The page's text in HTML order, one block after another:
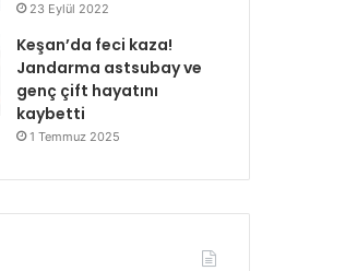
23 Eylül 2022
Keşan’da feci kaza!
Jandarma astsubay ve
genç çift hayatını
kaybetti
1 Temmuz 2025